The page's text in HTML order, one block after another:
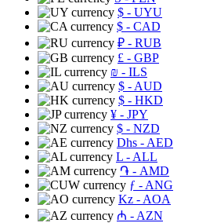
$ - UYU
$ - CAD
₽ - RUB
£ - GBP
₪ - ILS
$ - AUD
$ - HKD
¥ - JPY
$ - NZD
Dhs - AED
L - ALL
֏ - AMD
ƒ - ANG
Kz - AOA
₼ - AZN